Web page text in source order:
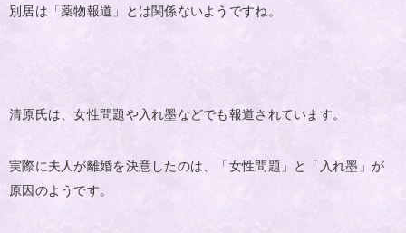
別居は「薬物報道」とは関係ないようですね。
清原氏は、女性問題や入れ墨などでも報道されています。
実際に夫人が離婚を決意したのは、「女性問題」と「入れ墨」が
原因のようです。